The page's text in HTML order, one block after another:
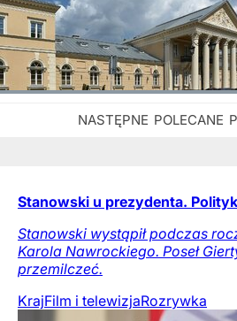
Stanowski u prezydenta.
Stanowski wystąpił podczas
Karola Nawrockiego. Poseł
przemilczeć.
KrajFilm i telewizjaRozrywka